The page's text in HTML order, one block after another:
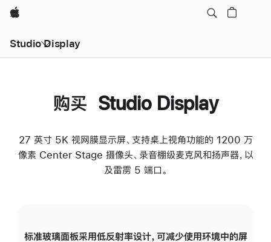
Apple
Studio Display
购买 Studio Display
27 英寸 5K 视网膜显示屏、支持桌上视角功能的 1200 万
像素 Center Stage 摄像头、录音棚级麦克风和扬声器，以
及雷雳 5 端口。
标准玻璃面板采用低反射率设计，可减少使用环境中的屏